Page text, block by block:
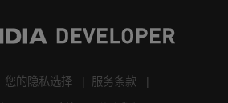
您的隐私选择 服务条款